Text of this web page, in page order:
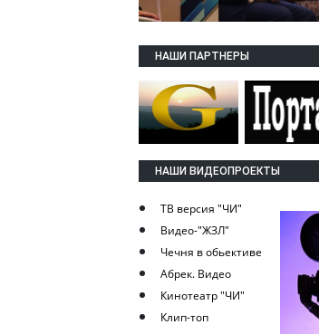
НАШИ ПАРТНЕРЫ
НАШИ ВИДЕОПРОЕКТЫ
ТВ версия "ЧИ"
Видео-"ЖЗЛ"
Чечня в обьективе
Абрек. Видео
Кинотеатр "ЧИ"
Клип-топ